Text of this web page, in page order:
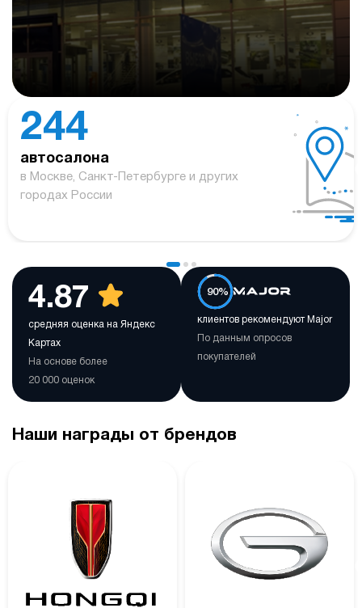
244
автосалона
в Москве, Санкт-Петербурге и других
городах России
4.87
средняя оценка на Яндекс
Картах
На основе более
20 000 оценок
90%
клиентов рекомендуют Major
По данным опросов
покупателей
Наши награды от брендов